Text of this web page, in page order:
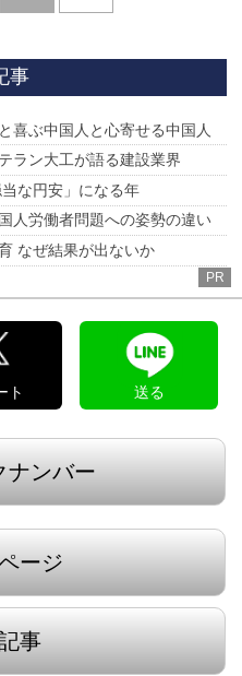
事
喜ぶ中国人と心寄せる中国人
ラン大工が語る建設業界
な円安」になる年
人労働者問題への姿勢の違い
なぜ結果が出ないか
PR
ト 送る
ナンバー
ージ
事